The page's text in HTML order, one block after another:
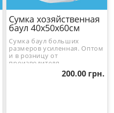
Сумка хозяйственная
баул 40x50x60см
Сумка баул больших
размеров усиленная. Оптом
и в розницу от
производителя.
200.00грн.